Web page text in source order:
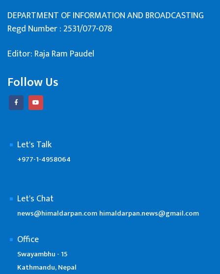
DEPARTMENT OF INFORMATION AND BROADCASTING
Regd Number : 2531/077-078
Editor: Raja Ram Paudel
Follow Us
Let's Talk
+977-1-4958064
Let's Chat
news@himaldarpan.com himaldarpan.news@gmail.com
Office
Swayambhu - 15
Kathmandu, Nepal